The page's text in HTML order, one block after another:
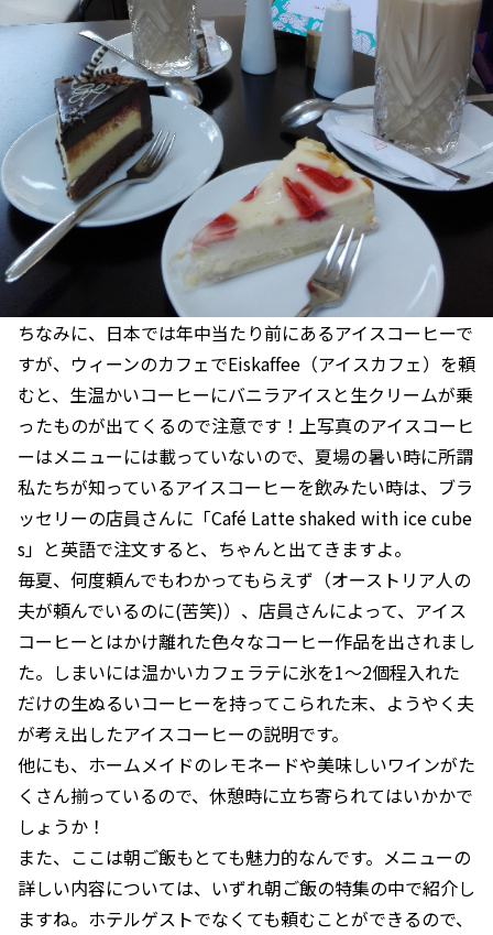
ちなみに、日本では年中当たり前にあるアイスコーヒーで
すが、ウィーンのカフェでEiskaffee（アイスカフェ）を頼
むと、生温かいコーヒーにバニラアイスと生クリームが乗
ったものが出てくるので注意です！上写真のアイスコーヒ
ーはメニューには載っていないので、夏場の暑い時に所謂
私たちが知っているアイスコーヒーを飲みたい時は、ブラ
ッセリーの店員さんに「Café Latte shaked with ice cube
s」と英語で注文すると、ちゃんと出てきますよ。
毎夏、何度頼んでもわかってもらえず（オーストリア人の
夫が頼んでいるのに(苦笑)）、店員さんによって、アイス
コーヒーとはかけ離れた色々なコーヒー作品を出されまし
た。しまいには温かいカフェラテに氷を1～2個程入れた
だけの生ぬるいコーヒーを持ってこられた末、ようやく夫
が考え出したアイスコーヒーの説明です。
他にも、ホームメイドのレモネードや美味しいワインがた
くさん揃っているので、休憩時に立ち寄られてはいかかで
しょうか！
また、ここは朝ご飯もとても魅力的なんです。メニューの
詳しい内容については、いずれ朝ご飯の特集の中で紹介し
ますね。ホテルゲストでなくても頼むことができるので、